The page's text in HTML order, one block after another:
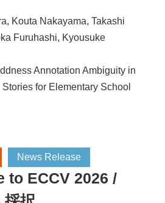
Kouta Nakayama, Takashi
Furuhashi, Kyousuke
Annotation Ambiguity in
Stories for Elementary School
News Release
to ECCV 2026 /